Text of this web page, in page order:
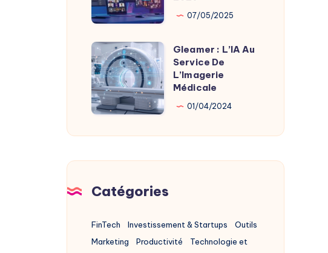
Consentis
Les
Meilleures
Alternatives
2025
07/05/2025
Gleamer
:
L’IA
Au
Service
De
Gleamer : L’IA Au
Service De
L’Imagerie
Médicale
01/04/2024
Catégories
FinTech Investissement & Startups
Outils
Marketing
Productivité
Technologie et